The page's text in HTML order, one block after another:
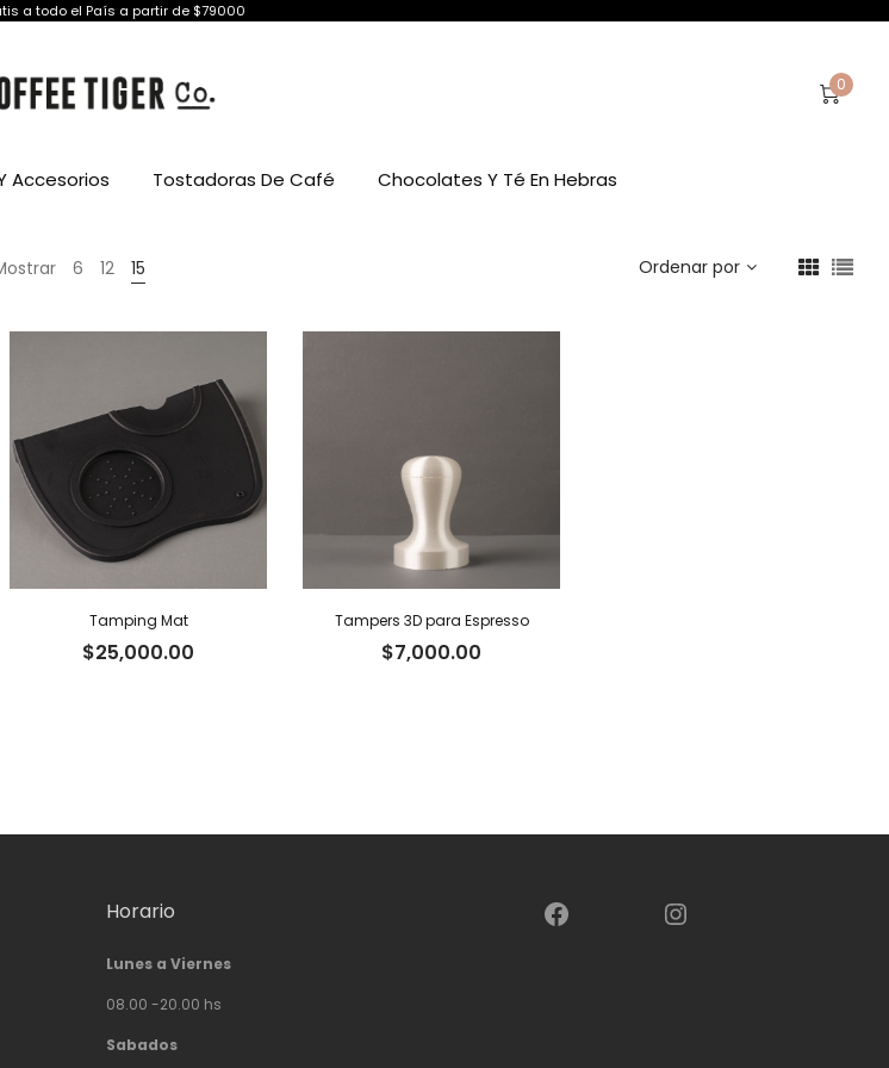
a todo el País a partir de $79000
0
Accesorios Tostadoras De Café Chocolates Y Té En Hebras
6 12 15 Ordenar por
Tamping Mat
$25,000.00
Tampers 3D para Espresso
$7,000.00
Horario
Lunes a Viernes
08.00 -20.00 hs
Sabados
Facebook Instagram